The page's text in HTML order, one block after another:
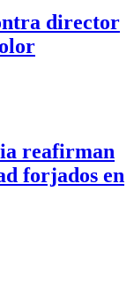
director
reafirman
forjados en